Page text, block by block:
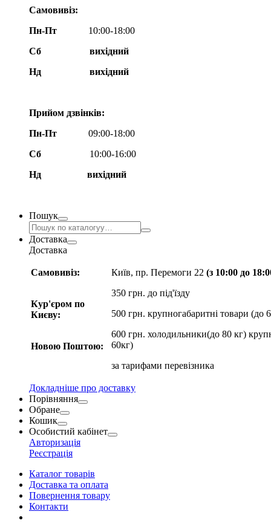
Самовивіз:
Пн-Пт
10:00-18:00
Сб
вихідний
Нд
вихідний
Прийом дзвінків:
Пн-Пт
09:00-18:00
Сб
10:00-16:00
Нд вихідний
Пошук
Доставка
Доставка
Самовивіз:
Кур'єром по
Києву:
Новою Поштою:
Київ, пр. Перемоги 22 (з 10:00 до
350 грн. до під'їзду
500 грн. крупногабаритні товари (до
600 грн. холодильники(до 80 кг)
60кг)
за тарифами перевізника
Докладніше про доставку
Порівняння
Обране
Кошик
Особистий кабінет
Авторизація
Реєстрація
Каталог товарів
Доставка та оплата
Повернення товару
Контакти